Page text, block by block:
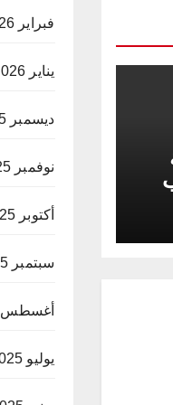
فبراير 2026
يناير 2026
ديسمبر 2025
نوفمبر 2025
أكتوبر 2025
سبتمبر 2025
أغسطس 2025
يوليو 2025